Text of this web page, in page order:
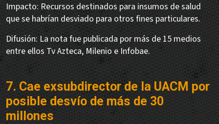
Impacto: Recursos destinados para insumos de salud
que se habrían desviado para otros fines particulares.
Difusión: La nota fue publicada por más de 15 medios
entre ellos Tv Azteca, Milenio e Infobae.
7. Cae exsubdirector de la UACM por
posible desvío de más de 30
millones